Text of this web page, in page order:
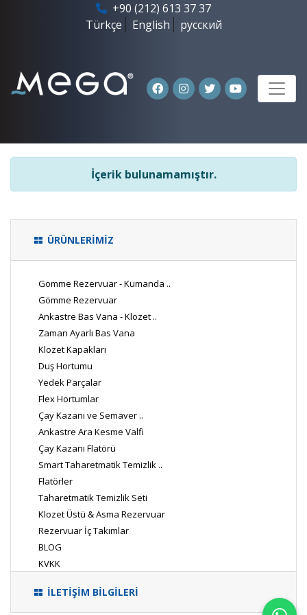
+90 (212) 613 37 37
Türkçe
English русский
İçerik bulunamamıştır.
ÜRÜNLERİMİZ
Gömme Rezervuar - Kumanda ..
Gömme Rezervuar
Ankastre Bas Vana - Klozet ..
Zaman Ayarlı Bas Vana
Klozet Kapakları
Duş Hortumu
Yedek Parçalar
Flex Hortumlar
Çay Kazanı ve Semaver ..
Ankastre Ara Kesme Valfi
Çay Kazanı Flatörü
Smart Taharetmatik Temizlik ..
Flatörler
Taharetmatik Temizlik Seti
Klozet Üstü & Asma Rezervuar
Rezervuar İç Takımlar
BLOG
KVKK
İLETİŞİM BİLGİLERİ